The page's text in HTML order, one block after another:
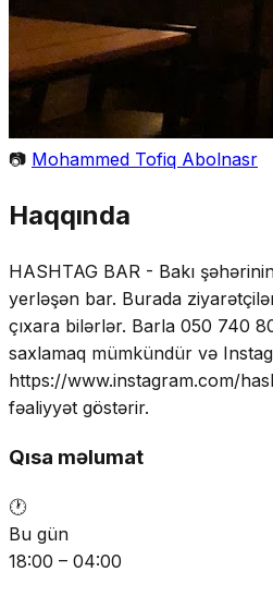
📷 Mohammed Tofiq Abolnasr
Haqqında
HASHTAG BAR - Bakı
yerləşən bar. Burada
çıxara bilərlər. Barla 050 740
saxlamaq mümkündür və
https://www.instagram.com/
fəaliyyət göstərir.
Qısa məlumat
🕐
Bu gün
18:00 – 04:00